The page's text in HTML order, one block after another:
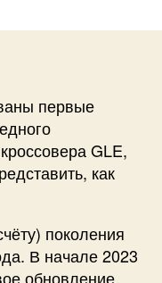
первые
GLE,
как
поколения
В начале 2023
обновление,